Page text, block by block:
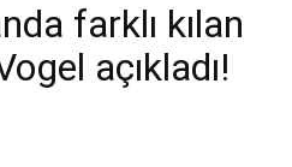
farklı kılan
açıkladı!